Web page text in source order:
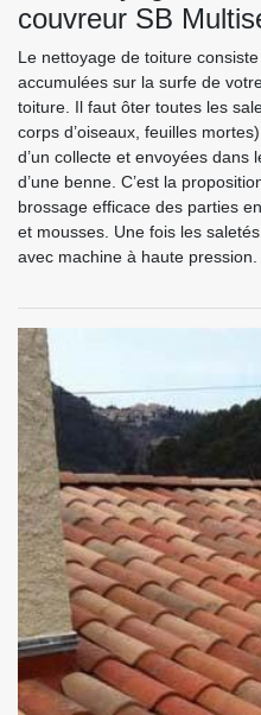
couvreur SB
Le nettoyage de toiture
accumulées sur la surfe de
toiture. Il faut ôter toutes les
corps d’oiseaux, feuilles
d’un collecte et envoyées dans
d’une benne. C’est la
brossage efficace des parties
et mousses. Une fois les
avec machine à haute pression.